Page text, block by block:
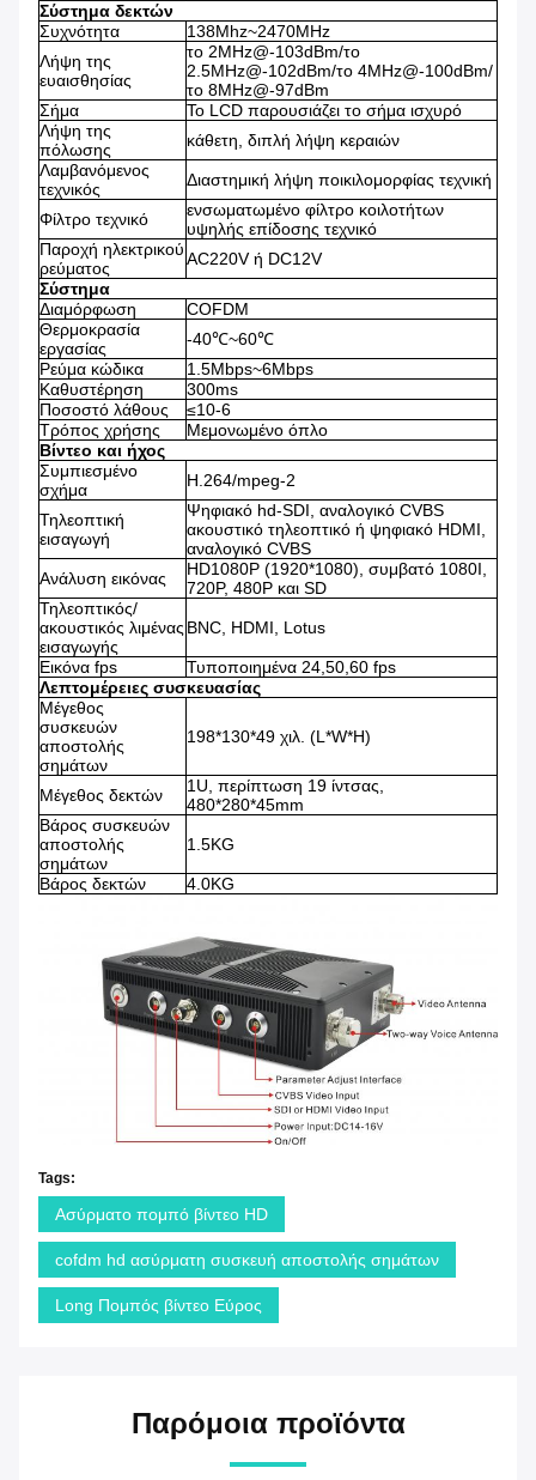
Σύστημα δεκτών
Συχνότητα
138Mhz~2470MHz
Λήψη της
ευαισθησίας
το 2MHz@-103dBm/το
2.5MHz@-102dBm/το 4MHz@-100dBm/
το 8MHz@-97dBm
Σήμα
Το LCD παρουσιάζει το σήμα ισχυρό
Λήψη της
πόλωσης
κάθετη, διπλή λήψη κεραιών
Λαμβανόμενος
τεχνικός
Διαστημική λήψη ποικιλομορφίας τεχνική
Φίλτρο τεχνικό
ενσωματωμένο φίλτρο κοιλοτήτων
υψηλής επίδοσης τεχνικό
Παροχή ηλεκτρικού
ρεύματος
AC220V ή DC12V
Σύστημα
Διαμόρφωση
COFDM
Θερμοκρασία
εργασίας
-40℃~60℃
Ρεύμα κώδικα
1.5Mbps~6Mbps
Καθυστέρηση
300ms
Ποσοστό λάθους
≤10-6
Τρόπος χρήσης
Μεμονωμένο όπλο
Βίντεο και ήχος
Συμπιεσμένο
σχήμα
H.264/mpeg-2
Τηλεοπτική
εισαγωγή
Ψηφιακό hd-SDI, αναλογικό CVBS
ακουστικό τηλεοπτικό ή ψηφιακό HDMI,
αναλογικό CVBS
Ανάλυση εικόνας
HD1080P (1920*1080), συμβατό 1080I,
720P, 480P και SD
Τηλεοπτικός/
ακουστικός λιμένας
εισαγωγής
BNC, HDMI, Lotus
Εικόνα fps
Τυποποιημένα 24,50,60 fps
Λεπτομέρειες συσκευασίας
Μέγεθος
συσκευών
αποστολής
σημάτων
198*130*49 χιλ. (L*W*H)
Μέγεθος δεκτών
1U, περίπτωση 19 ίντσας,
480*280*45mm
Βάρος συσκευών
αποστολής
σημάτων
1.5KG
Βάρος δεκτών 4.0KG
Tags:
Ασύρματο πομπό βίντεο HD
cofdm hd ασύρματη συσκευή αποστολής σημάτων
Long Πομπός βίντεο Εύρος
Παρόμοια προϊόντα